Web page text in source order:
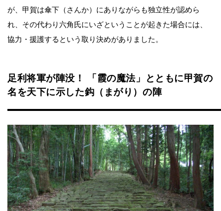
が、甲賀は傘下（さんか）にありながらも独立性が認めら
れ、その代わり六角氏にいざということが起きた場合には、
協力・援護するという取り決めがありました。
足利将軍が陣没！ 「霞の魔法」とともに甲賀の
名を天下に示した鈎（まがり）の陣